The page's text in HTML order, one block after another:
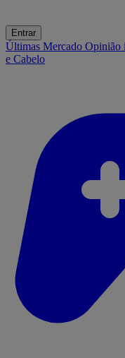
Entrar
Últimas Mercado Opinião
e Cabelo